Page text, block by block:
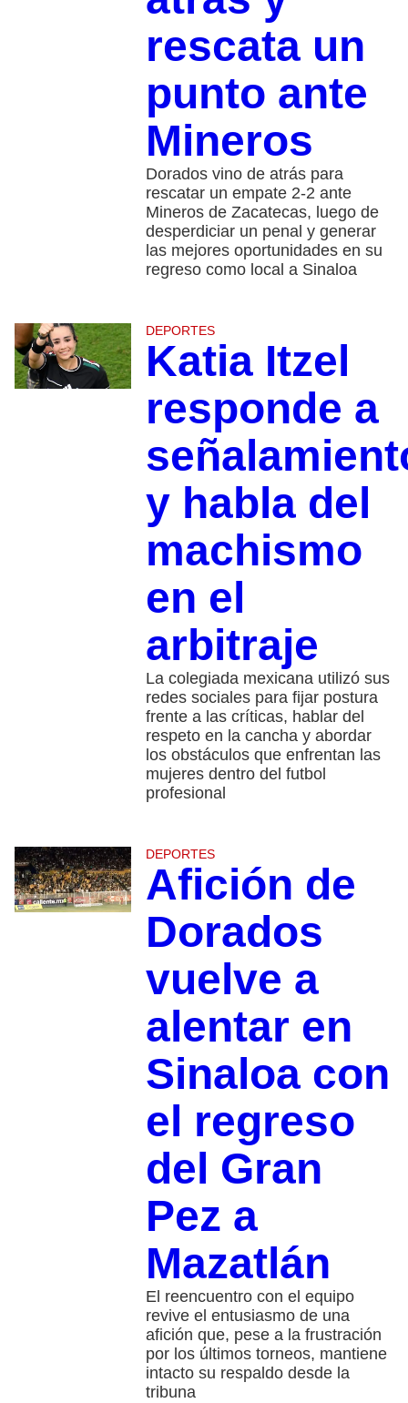
rescata un
punto ante
Mineros
Dorados vino de atrás para
rescatar un empate 2-2 ante
Mineros de Zacatecas, luego de
desperdiciar un penal y generar
las mejores oportunidades en su
regreso como local a Sinaloa
DEPORTES
Katia Itzel
responde a
y habla del
machismo
en el
arbitraje
La colegiada mexicana utilizó sus
redes sociales para fijar postura
frente a las críticas, hablar del
respeto en la cancha y abordar
los obstáculos que enfrentan las
mujeres dentro del futbol
profesional
DEPORTES
Afición de
Dorados
vuelve a
alentar en
Sinaloa con
el regreso
del Gran
Pez a
Mazatlán
El reencuentro con el equipo
revive el entusiasmo de una
afición que, pese a la frustración
por los últimos torneos, mantiene
intacto su respaldo desde la
tribuna